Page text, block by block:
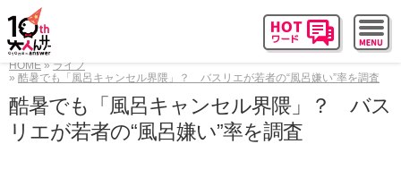
HOME
ライフ
酷暑でも「風呂キャンセル界隈」？ バスリエが若者の“風呂嫌い”率を調査
酷暑でも「風呂キャンセル界隈」？ バス
リエが若者の“風呂嫌い”率を調査